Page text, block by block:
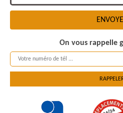
On vous rappelle